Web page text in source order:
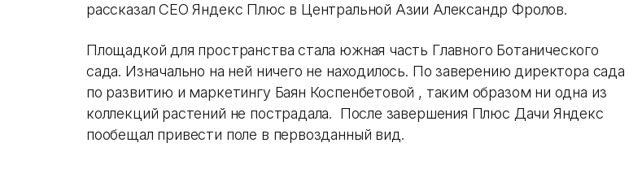
рассказал СЕО Яндекс Плюс в Центральной Азии Александр Фролов.
Площадкой для пространства стала южная часть Главного Ботанического
сада. Изначально на ней ничего не находилось. По заверению директора сада
по развитию и маркетингу Баян Коспенбетовой , таким образом ни одна из
коллекций растений не пострадала. После завершения Плюс Дачи Яндекс
пообещал привести поле в первозданный вид.